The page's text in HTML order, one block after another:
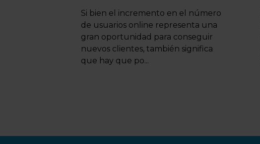
Si bien el incremento en el número
de usuarios online representa una
gran oportunidad para conseguir
nuevos clientes, también significa
que hay que po...